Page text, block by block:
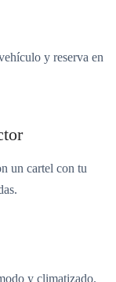
y reserva en
un cartel con tu
y climatizado.